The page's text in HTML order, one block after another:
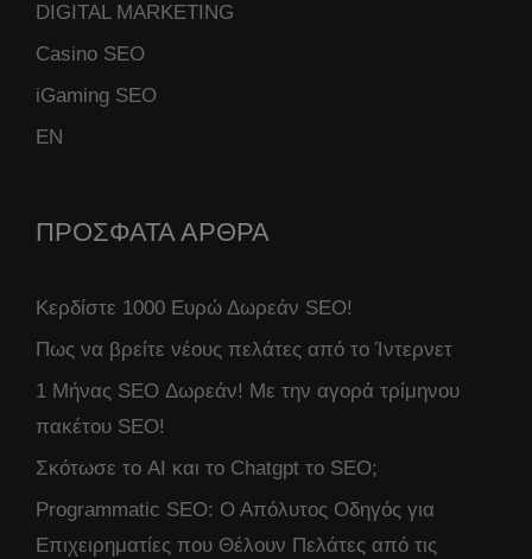
DIGITAL MARKETING
Casino SEO
iGaming SEO
ΕΝ
ΠΡΟΣΦΑΤΑ ΑΡΘΡΑ
Κερδίστε 1000 Ευρώ Δωρεάν SEO!
Πως να βρείτε νέους πελάτες από το Ίντερνετ
1 Μήνας SEO Δωρεάν! Με την αγορά τρίμηνου
πακέτου SEO!
Σκότωσε το AI και το Chatgpt το SEO;
Programmatic SEO: Ο Απόλυτος Οδηγός για
Επιχειρηματίες που Θέλουν Πελάτες από τις